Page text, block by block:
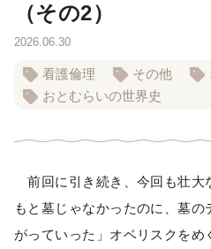
（その2）
2026.06.30
看護倫理 その他
おとむらいの世界史
前回に引き続き、今回も壮大
もと墓じゃなかったのに、墓
がっていった」オベリスクをめ